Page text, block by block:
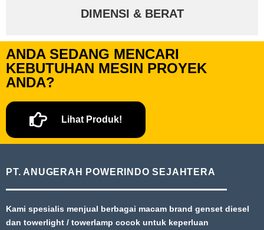
DIMENSI & BERAT
ANDA SEDANG MENCARI
KEBUTUHAN MESIN PROYEK
ANDA?
Lihat Produk!
PT. ANUGERAH POWERINDO SEJAHTERA
Kami spesialis menjual berbagai macam brand genset diesel
dan towerlight / towerlamp cocok untuk keperluan